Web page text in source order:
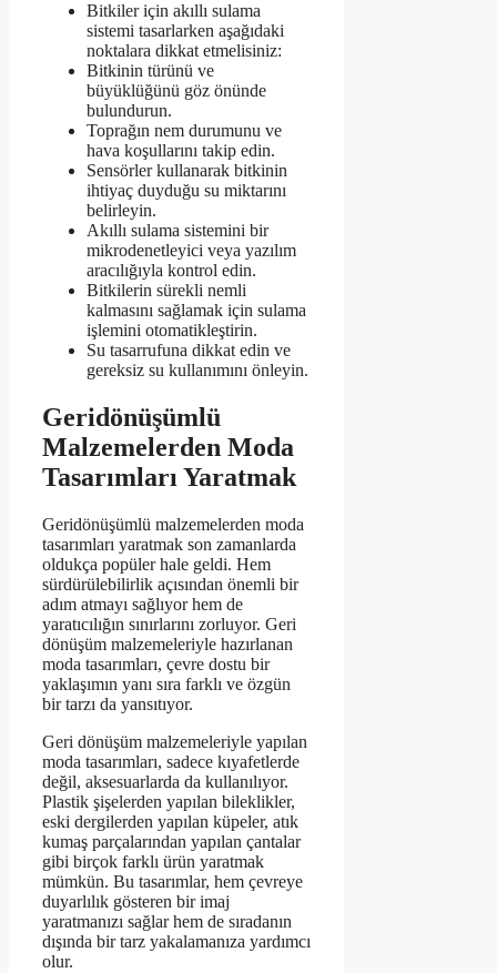
Bitkiler için akıllı sulama
sistemi tasarlarken aşağıdaki
noktalara dikkat etmelisiniz:
Bitkinin türünü ve
büyüklüğünü göz önünde
bulundurun.
Toprağın nem durumunu ve
hava koşullarını takip edin.
Sensörler kullanarak bitkinin
ihtiyaç duyduğu su miktarını
belirleyin.
Akıllı sulama sistemini bir
mikrodenetleyici veya yazılım
aracılığıyla kontrol edin.
Bitkilerin sürekli nemli
kalmasını sağlamak için sulama
işlemini otomatikleştirin.
Su tasarrufuna dikkat edin ve
gereksiz su kullanımını önleyin.
Geridönüşümlü
Malzemelerden Moda
Tasarımları Yaratmak
Geridönüşümlü malzemelerden moda
tasarımları yaratmak son zamanlarda
oldukça popüler hale geldi. Hem
sürdürülebilirlik açısından önemli bir
adım atmayı sağlıyor hem de
yaratıcılığın sınırlarını zorluyor. Geri
dönüşüm malzemeleriyle hazırlanan
moda tasarımları, çevre dostu bir
yaklaşımın yanı sıra farklı ve özgün
bir tarzı da yansıtıyor.
Geri dönüşüm malzemeleriyle yapılan
moda tasarımları, sadece kıyafetlerde
değil, aksesuarlarda da kullanılıyor.
Plastik şişelerden yapılan bileklikler,
eski dergilerden yapılan küpeler, atık
kumaş parçalarından yapılan çantalar
gibi birçok farklı ürün yaratmak
mümkün. Bu tasarımlar, hem çevreye
duyarlılık gösteren bir imaj
yaratmanızı sağlar hem de sıradanın
dışında bir tarz yakalamanıza yardımcı
olur.